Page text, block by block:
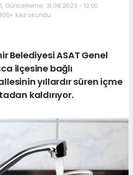
Güncelleme: 31.08.2023 - 12:00
kez okundu.
Belediyesi ASAT Genel
ilçesine bağlı
yıllardır süren içme
kaldırıyor.